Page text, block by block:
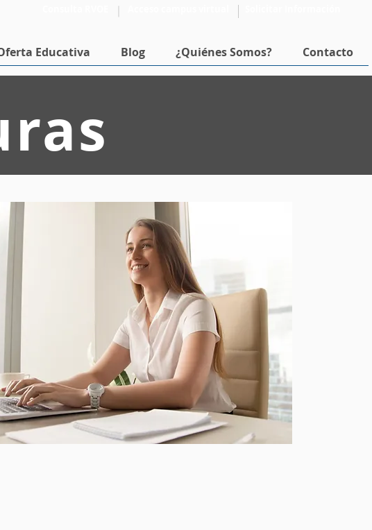
Educativa Blog ¿Quiénes Somos? Contacto